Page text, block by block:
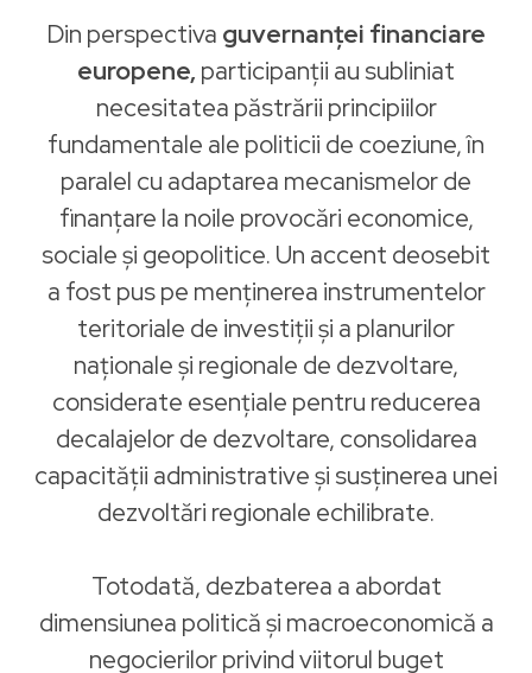
Din perspectiva guvernanței financiare
europene, participanții au subliniat
necesitatea păstrării principiilor
fundamentale ale politicii de coeziune, în
paralel cu adaptarea mecanismelor de
finanțare la noile provocări economice,
sociale și geopolitice. Un accent deosebit
a fost pus pe menținerea instrumentelor
teritoriale de investiții și a planurilor
naționale și regionale de dezvoltare,
considerate esențiale pentru reducerea
decalajelor de dezvoltare, consolidarea
capacității administrative și susținerea unei
dezvoltări regionale echilibrate.
Totodată, dezbaterea a abordat
dimensiunea politică și macroeconomică a
negocierilor privind viitorul buget